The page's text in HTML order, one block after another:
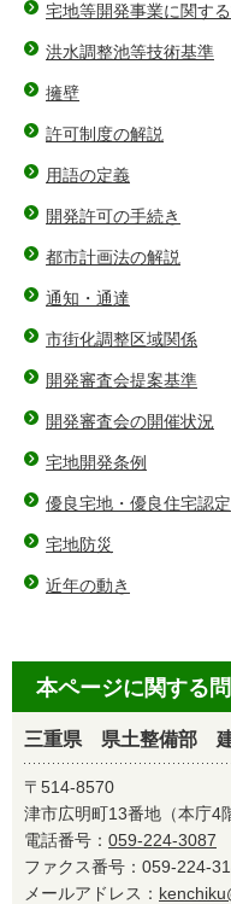
宅地等開発事業に関す
洪水調整池等技術基準
擁壁
許可制度の解説
用語の定義
開発許可の手続き
都市計画法の解説
通知・通達
市街化調整区域関係
開発審査会提案基準
開発審査会の開催状況
宅地開発条例
優良宅地・優良住宅認定
宅地防災
近年の動き
本ページに関する
三重県 県土整備部
〒514-8570
津市広明町13番地（本庁4
電話番号： 059-224-3087
ファクス番号：059-224-
メールアドレス：